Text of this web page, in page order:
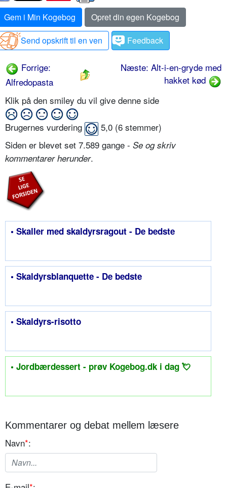
Gem i Min Kogebog
Opret din egen Kogebog
Send opskrift til en ven
Feedback
Forrige:
Alfredopasta
Næste: Alt-i-en-gryde med
hakket kød
Klik på den smiley du vil give denne side
Brugernes vurdering 5,0 (6 stemmer)
Siden er blevet set 7.589 gange - Se og skriv
kommentarer herunder.
• Skaller med skaldyrsragout - De bedste
• Skaldyrsblanquette - De bedste
• Skaldyrs-risotto
• Jordbærdessert - prøv Kogebog.dk i dag 💘
Kommentarer og debat mellem læsere
Navn*: